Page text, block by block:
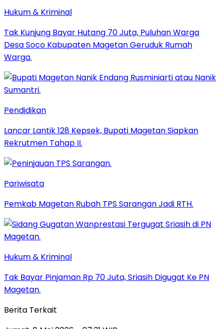
Hukum & Kriminal
Tak Kunjung Bayar Hutang 70 Juta, Puluhan Warga
Desa Soco Kabupaten Magetan Geruduk Rumah
Warga.
Pendidikan
Lancar Lantik 128 Kepsek, Bupati Magetan Siapkan
Rekrutmen Tahap II.
Pariwisata
Pemkab Magetan Rubah TPS Sarangan Jadi RTH.
Hukum & Kriminal
Tak Bayar Pinjaman Rp 70 Juta, Sriasih Digugat Ke PN
Magetan.
Berita Terkait